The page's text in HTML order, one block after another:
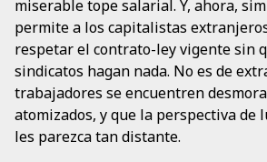
miserable tope salarial. Y, ahora,
permite a los capitalistas
respetar el contrato-ley vigente sin
sindicatos hagan nada. No es de
trabajadores se encuentren
atomizados, y que la perspectiva de
les parezca tan distante.